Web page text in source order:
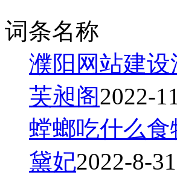
词条名称
濮阳网站建设
芙昶阁2022-
螳螂吃什么食
黛妃2022-8-